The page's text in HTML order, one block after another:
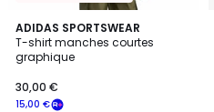
ADIDAS SPORTSWEAR
T-shirt manches courtes
graphique
15,00 €
30,00 €
5
/
5